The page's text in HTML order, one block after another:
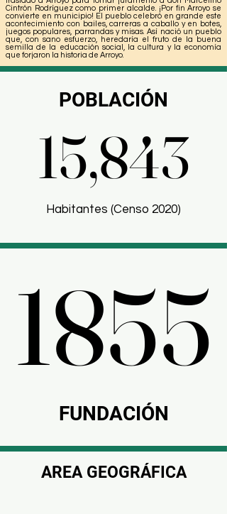
Cintrón Rodríguez como primer alcalde. ¡Por fin Arroyo se
convierte en municipio! El pueblo celebró en grande este
acontecimiento con bailes, carreras a caballo y en botes,
juegos populares, parrandas y misas. Así nació un pueblo
que, con sano esfuerzo, heredaría el fruto de la buena
semilla de la educación social, la cultura y la economía
que forjaron la historia de Arroyo.
POBLACIÓN
15,843
15,843
Habitantes (Censo 2020)
1855
1855
FUNDACIÓN
AREA GEOGRÁFICA